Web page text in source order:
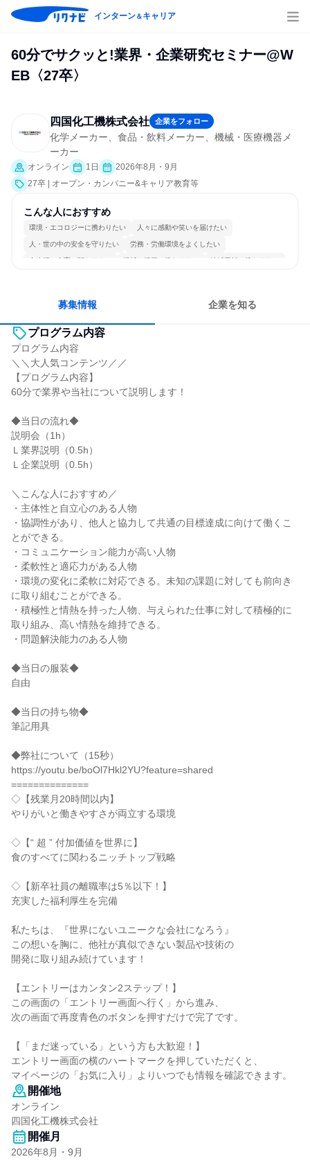
インターン＆キャリア
60分でサクッと!業界・企業研究セミナー@W
EB〈27卒〉
四国化工機株式会社 企業をフォロー
化学メーカー、食品・飲料メーカー、機械・医療機器メ
ーカー
オンライン 1日
2026年8月・9月
27卒 | オープン・カンパニー&キャリア教育等
こんな人におすすめ
環境・エコロジーに携わりたい 人々に感動や笑いを届けたい
人・世の中の安全を守りたい 労務・労働環境をよくしたい
食生活・食育に関わりたい 機械・機器に携わりたい 地域貢献に携わりたい
募集情報 企業を知る
プログラム内容
プログラム内容
＼＼大人気コンテンツ／／
【プログラム内容】
60分で業界や当社について説明します！
◆当日の流れ◆
説明会（1h）
Ｌ業界説明（0.5h）
Ｌ企業説明（0.5h）
＼こんな人におすすめ／
・主体性と自立心のある人物
・協調性があり、他人と協力して共通の目標達成に向けて働くこ
とができる。
・コミュニケーション能力が高い人物
・柔軟性と適応力がある人物
・環境の変化に柔軟に対応できる。未知の課題に対しても前向き
に取り組むことができる。
・積極性と情熱を持った人物、与えられた仕事に対して積極的に
取り組み、高い情熱を維持できる。
・問題解決能力のある人物
◆当日の服装◆
自由
◆当日の持ち物◆
筆記用具
◆弊社について（15秒）
https://youtu.be/boOl7Hkl2YU?feature=shared
==============
◇【残業月20時間以内】
やりがいと働きやすさが両立する環境
◇【“ 超 ” 付加価値を世界に】
食のすべてに関わるニッチトップ戦略
◇【新卒社員の離職率は5％以下！】
充実した福利厚生を完備
私たちは、『世界にないユニークな会社になろう』
この想いを胸に、他社が真似できない製品や技術の
開発に取り組み続けています！
【エントリーはカンタン2ステップ！】
この画面の「エントリー画面へ行く」から進み、
次の画面で再度青色のボタンを押すだけで完了です。
【「まだ迷っている」という方も大歓迎！】
エントリー画面の横のハートマークを押していただくと、
マイページの「お気に入り」よりいつでも情報を確認できます。
開催地
オンライン
四国化工機株式会社
開催月
2026年8月・9月